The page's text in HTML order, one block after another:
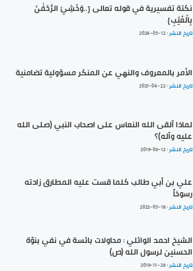
نكتة تفسيرية في قوله تعالى {..وَخَشِيَ الرَّحْمَٰنَ
بِالْغَيْبِ}
تاريخ النشر :2024-05-12
الأمر بالمعروف والنهي عن المنكر مسؤولية تضامنية
تاريخ النشر :2021-04-22
لماذا آلقى الله النعاس على اصحاب النبي (صلى الله
عليه وآله)؟
تاريخ النشر :2019-06-12
علي بن أبي طالب كلما قست عليه المطارق زادته
رسوخاً
تاريخ النشر :2022-05-18
الشيخ احمد الوائلي : محاولات بائسة في نفي بنوّة
الحسنين لرسول الله (ص)
تاريخ النشر :2019-11-28